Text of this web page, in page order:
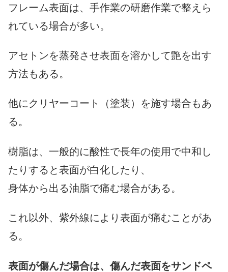
フレーム表面は、手作業の研磨作業で整えら
れている場合が多い。
アセトンを蒸発させ表面を溶かして艶を出す
方法もある。
他にクリヤーコート（塗装）を施す場合もあ
る。
樹脂は、一般的に酸性で長年の使用で中和し
たりすると表面が白化したり、
身体から出る油脂で痛む場合がある。
これ以外、紫外線により表面が痛むことがあ
る。
表面が傷んだ場合は、傷んだ表面をサンドペ